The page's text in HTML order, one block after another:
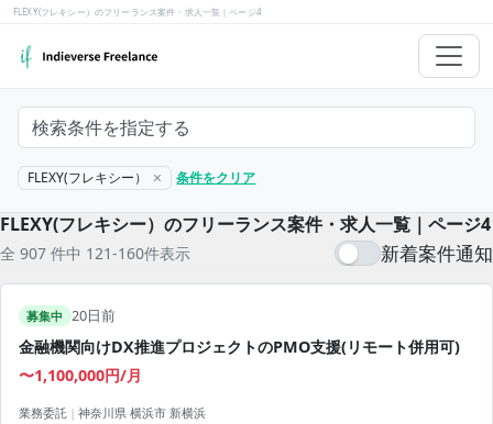
FLEXY(フレキシー）のフリーランス案件・求人一覧｜ページ4
検索条件を指定する
FLEXY(フレキシー） 条件をクリア
FLEXY(フレキシー）のフリーランス案件・求人一覧｜ページ4
全 907 件中 121-160件表示 新着案件通知
募集中 20日前
金融機関向けDX推進プロジェクトのPMO支援(リモート併用可)
〜1,100,000円/月
業務委託 | 神奈川県 横浜市 新横浜